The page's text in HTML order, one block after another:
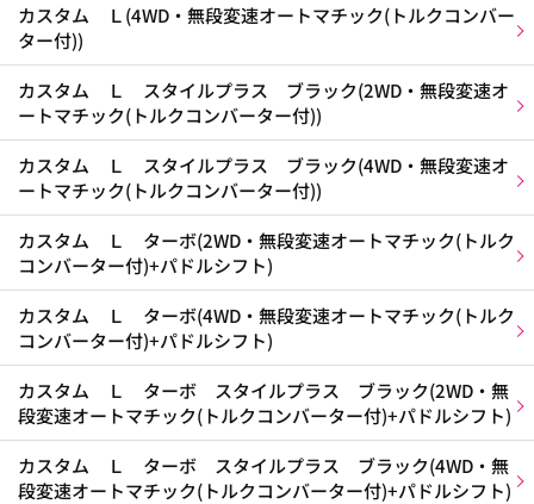
カスタム Ｌ(4WD・無段変速オートマチック(トルクコンバー
ター付))
カスタム Ｌ スタイルプラス ブラック(2WD・無段変速オ
ートマチック(トルクコンバーター付))
カスタム Ｌ スタイルプラス ブラック(4WD・無段変速オ
ートマチック(トルクコンバーター付))
カスタム Ｌ ターボ(2WD・無段変速オートマチック(トルク
コンバーター付)+パドルシフト)
カスタム Ｌ ターボ(4WD・無段変速オートマチック(トルク
コンバーター付)+パドルシフト)
カスタム Ｌ ターボ スタイルプラス ブラック(2WD・無
段変速オートマチック(トルクコンバーター付)+パドルシフト)
カスタム Ｌ ターボ スタイルプラス ブラック(4WD・無
段変速オートマチック(トルクコンバーター付)+パドルシフト)